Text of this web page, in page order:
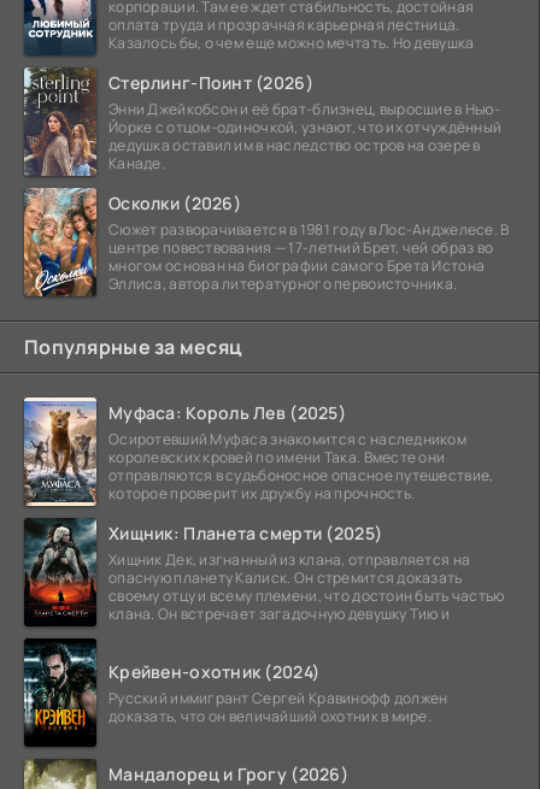
корпорации. Там ее ждет стабильность, достойная
оплата труда и прозрачная карьерная лестница.
Казалось бы, о чем еще можно мечтать. Но девушка
Стерлинг-Поинт (2026)
Энни Джейкобсон и её брат-близнец, выросшие в Нью-
Йорке с отцом-одиночкой, узнают, что их отчуждённый
дедушка оставил им в наследство остров на озере в
Канаде.
Осколки (2026)
Сюжет разворачивается в 1981 году в Лос-Анджелесе. В
центре повествования — 17-летний Брет, чей образ во
многом основан на биографии самого Брета Истона
Эллиса, автора литературного первоисточника.
Популярные за месяц
Муфаса: Король Лев (2025)
Осиротевший Муфаса знакомится с наследником
королевских кровей по имени Така. Вместе они
отправляются в судьбоносное опасное путешествие,
которое проверит их дружбу на прочность.
Хищник: Планета смерти (2025)
Хищник Дек, изгнанный из клана, отправляется на
опасную планету Калиск. Он стремится доказать
своему отцу и всему племени, что достоин быть частью
клана. Он встречает загадочную девушку Тию и
Крейвен-охотник (2024)
Русский иммигрант Сергей Кравинофф должен
доказать, что он величайший охотник в мире.
Мандалорец и Грогу (2026)